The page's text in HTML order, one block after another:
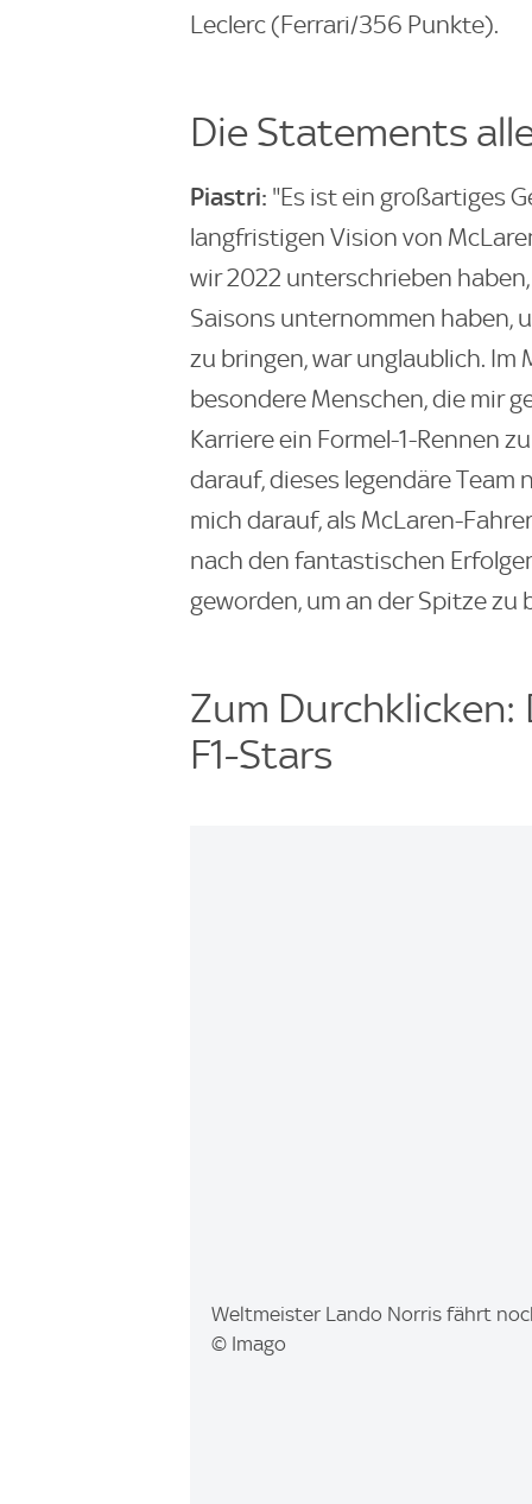
Leclerc (Ferrari/356 Punkte).
Die Statements
Piastri: "Es ist ein großartiges
langfristigen Vision von
wir 2022 unterschrieben
Saisons unternommen haben,
zu bringen, war unglaublich. Im
besondere Menschen, die mir
Karriere ein Formel-1-Rennen
darauf, dieses legendäre Team
mich darauf, als McLaren-
nach den fantastischen
geworden, um an der Spitze zu
Zum
F1-Stars
I
m
Weltmeister Lando Norris fährt
© Imago